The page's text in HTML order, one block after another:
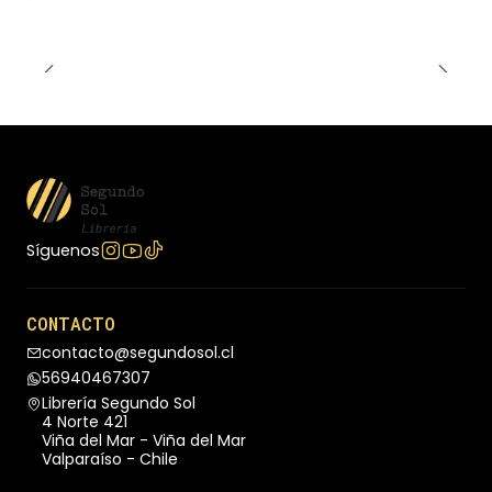
Síguenos
CONTACTO
contacto@segundosol.cl
56940467307
Librería Segundo Sol
4 Norte 421
Viña del Mar - Viña del Mar
Valparaíso - Chile